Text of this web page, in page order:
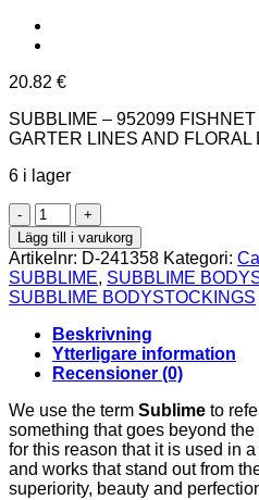
20.82 €
SUBBLIME – 952099
GARTER LINES AND
6 i lager
SUBBLIME
-
952099
FISHNET
BODYSTOCKING
WITH
GARTER
LINES
AND
FLORAL
DETAILS
BLACK
ONE
SIZE
mängd
Lägg till i varukorg
Artikelnr: D-241358 Kategori:
SUBBLIME, SUBBLIME
SUBBLIME BODYSTOCKINGS
Beskrivning
Ytterligare information
Recensioner (0)
We use the term Sublime to
something that goes beyond
for this reason that it is used in
and works that stand out from
superiority, beauty and